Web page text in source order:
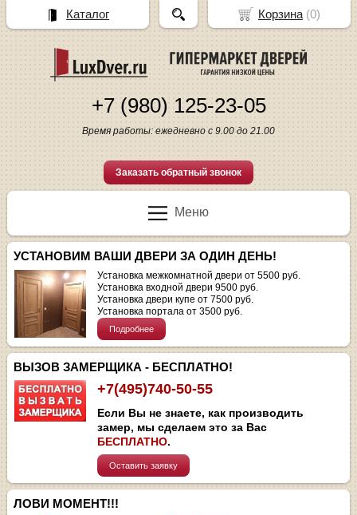
+7 (980) 125-23-05
Время работы: ежедневно с 9.00 до 21.00
Заказать обратный звонок
Меню
УСТАНОВИМ ВАШИ ДВЕРИ ЗА ОДИН ДЕНЬ!
Установка межкомнатной двери от 5500 руб.
Установка входной двери 9500 руб.
Установка двери купе от 7500 руб.
Установка портала от 3500 руб.
Подробнее
ВЫЗОВ ЗАМЕРЩИКА - БЕСПЛАТНО!
+7(495)740-50-55
Если Вы не знаете, как производить
замер, мы сделаем это за Вас
БЕСПЛАТНО.
Оставить заявку
ЛОВИ МОМЕНТ!!!
Корзина(0)
Каталог